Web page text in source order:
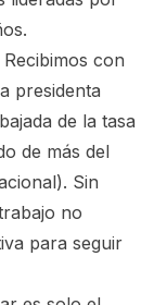
Recibimos con
presidenta
de la tasa
de más del
Sin
no
para seguir